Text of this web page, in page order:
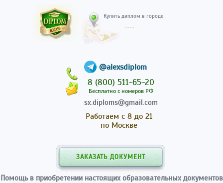
@alexsdiplom
8 (800) 511-65-20
Бесплатно с номеров РФ
sx.diploms@gmail.com
Работаем с 8 до 21
по Москве
ЗАКАЗАТЬ ДОКУМЕНТ
Помощь в приобретении настоящих образовательных документов